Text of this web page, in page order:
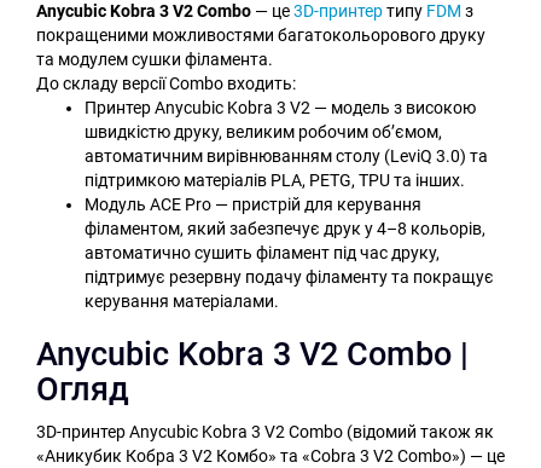
Anycubic Kobra 3 V2 Combo — це3D-принтертипу FDM з
покращеними можливостями багатокольорового друку
та модулем сушки філамента.
До складу версії Combo входить:
Принтер Anycubic Kobra 3 V2 — модель з високою
швидкістю друку, великим робочим об’ємом,
автоматичним вирівнюванням столу (LeviQ 3.0) та
підтримкою матеріалів PLA, PETG, TPU та інших.
Модуль ACE Pro — пристрій для керування
філаментом, який забезпечує друк у 4–8 кольорів,
автоматично сушить філамент під час друку,
підтримує резервну подачу філаменту та покращує
керування матеріалами.
Anycubic Kobra 3 V2 Combo |
Огляд
3D-принтер Anycubic Kobra 3 V2 Combo (відомий також як
«Аникубик Кобра 3 V2 Комбо» та «Cobra 3 V2 Combo») — це